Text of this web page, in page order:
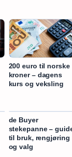
200 euro til norske
kroner – dagens
kurs og veksling
de Buyer
stekepanne –
til bruk, rengjøring
og valg